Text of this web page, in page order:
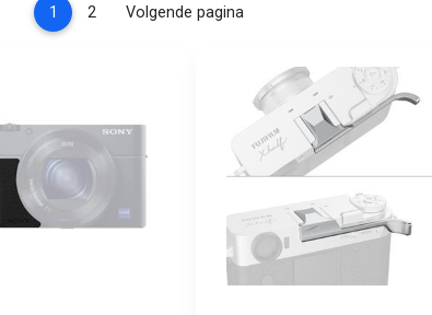
1 (current)
2 Volgende pagina